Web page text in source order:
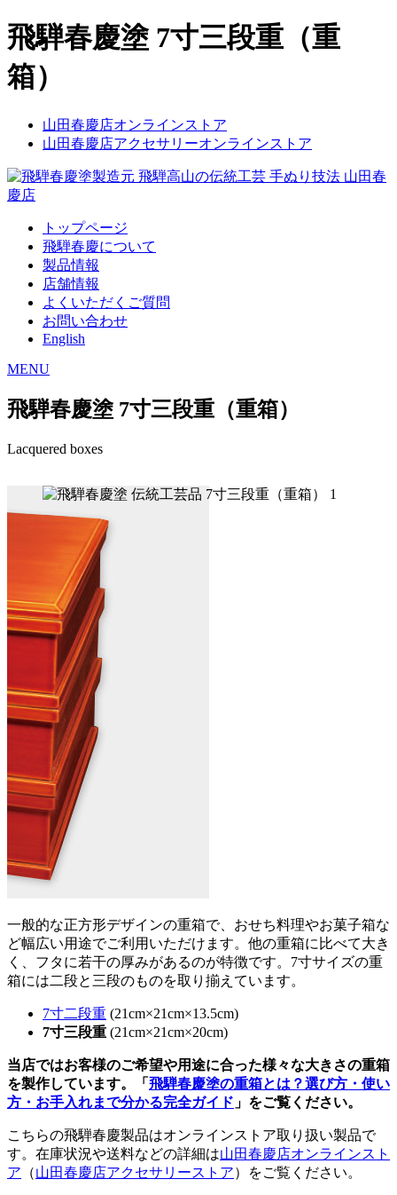
飛騨春慶塗 7寸三段重（重
箱）
山田春慶店オンラインストア
山田春慶店アクセサリーオンラインストア
トップページ
飛騨春慶について
製品情報
店舗情報
よくいただくご質問
お問い合わせ
English
MENU
飛騨春慶塗 7寸三段重（重箱）
Lacquered boxes
一般的な正方形デザインの重箱で、おせち料理やお菓子箱な
ど幅広い用途でご利用いただけます。他の重箱に比べて大き
く、フタに若干の厚みがあるのが特徴です。7寸サイズの重
箱には二段と三段のものを取り揃えています。
7寸二段重 (21cm×21cm×13.5cm)
7寸三段重 (21cm×21cm×20cm)
当店ではお客様のご希望や用途に合った様々な大きさの重箱
を製作しています。「 飛騨春慶塗の重箱とは？選び方・使い
方・お手入れまで分かる完全ガイド 」をご覧ください。
こちらの飛騨春慶製品はオンラインストア取り扱い製品で
す。在庫状況や送料などの詳細は山田春慶店オンラインスト
ア （山田春慶店アクセサリーストア）をご覧ください。